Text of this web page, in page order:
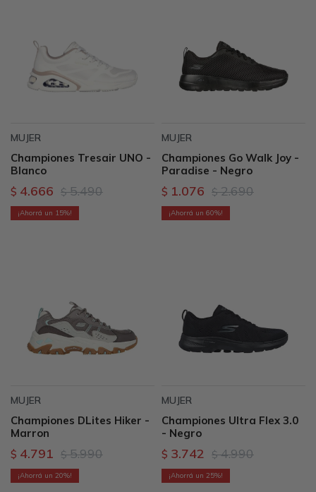
MUJER
Championes Tresair UNO -
Blanco
$ 4.666 $ 5.490
15
MUJER
Championes Go Walk Joy -
Paradise - Negro
$ 1.076 $ 2.690
60
MUJER
Championes DLites Hiker -
Marron
$ 4.791 $ 5.990
20
MUJER
Championes Ultra Flex 3.0
- Negro
$ 3.742 $ 4.990
25